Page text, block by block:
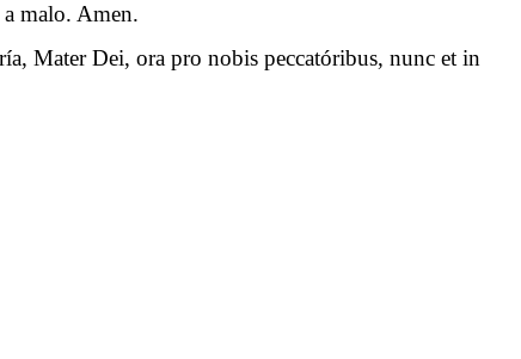
malo. Amen.
Mater Dei, ora pro nobis peccatóribus, nunc et in